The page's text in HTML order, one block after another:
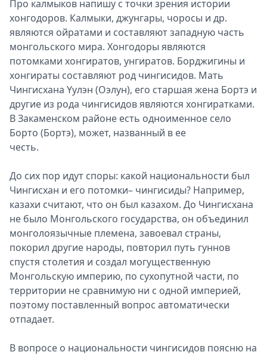
Про калмыков напишу с точки зрения истории
хонгодоров. Калмыки, джунгары, чоросы и др.
являются ойратами и составляют западную часть
монгольского мира. Хонгодоры являются
потомками хонгиратов, унгиратов. Борджигины и
хонгираты составляют род чингисидов. Мать
Чингисхана Yулэн (Оэлун), его старшая жена Бортэ и
другие из рода чингисидов являются хонгиратками.
В Закаменском районе есть одноименное село
Борто (Бортэ), может, названный в ее
честь.
До сих пор идут споры: какой национальности был
Чингисхан и его потомки– чингисиды? Например,
казахи считают, что он был казахом. До Чингисхана
не было Монгольского государства, он объединил
монголоязычные племена, завоевал страны,
покорил другие народы, повторил путь гуннов
спустя столетия и создал могущественную
Монгольскую империю, по сухопутной части, по
территории не сравнимую ни с одной империей,
поэтому поставленный вопрос автоматически
отпадает.
В вопросе о национальности чингисидов поясню на